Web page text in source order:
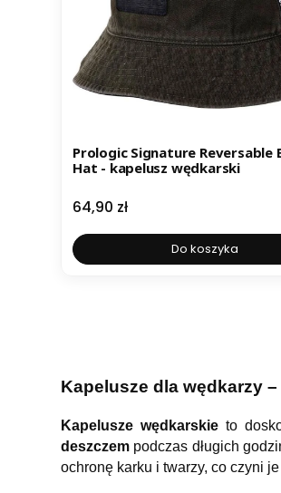
Prologic Signature Reversable
Hat - kapelusz wędkarski
Cena
64,90 zł
Do koszyka
Kapelusze dla wędkarzy
Kapelusze wędkarskie to
deszczem podczas długich
ochronę karku i twarzy, co czyni